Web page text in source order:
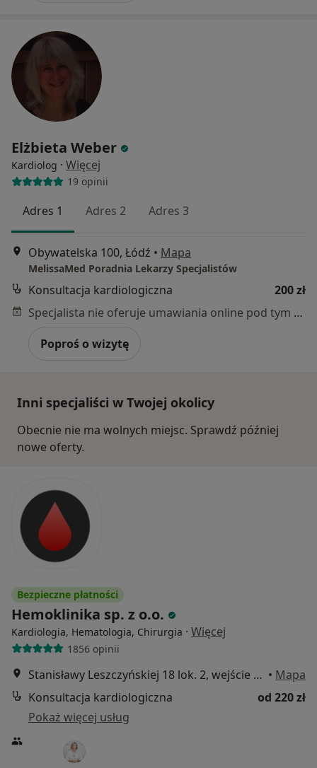
Elżbieta Weber
Kardiolog · Więcej
19 opinii
Adres 1 Adres 2 Adres 3
Obywatelska 100, Łódź • Mapa
MelissaMed Poradnia Lekarzy Specjalistów
Konsultacja kardiologiczna
200 zł
Specjalista nie oferuje umawiania online pod tym adresem.
Poproś o wizytę
Inni specjaliści w Twojej okolicy
Obecnie nie ma wolnych miejsc. Sprawdź później
nowe oferty.
Bezpieczne płatności
Hemoklinika sp. z o.o.
Kardiologia, Hematologia, Chirurgia · Więcej
1856 opinii
Stanisławy Leszczyńskiej 18 lok. 2, wejście bezpośrednio z ulicy., Łódź • Mapa
Konsultacja kardiologiczna
od 220 zł
Pokaż więcej usług